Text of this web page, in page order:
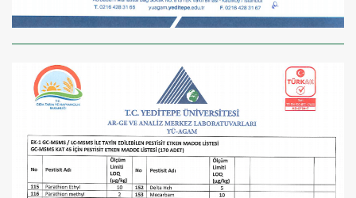
×
2690,00 TL
2071,30 TL
Kaan Olgun Hasat
Naturel Sızma
Zeytinyağı (5lt, Soğuk
Sıkım) - Bilgem
Zeytincilik